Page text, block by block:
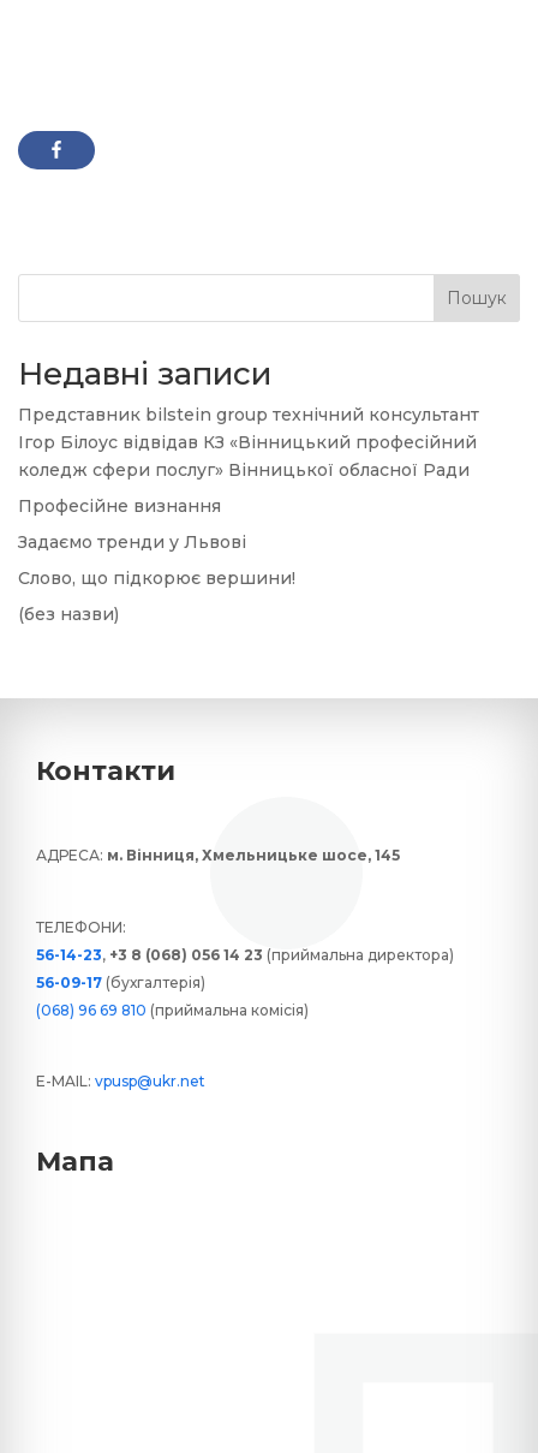
Пошук
Недавні записи
Представник bilstein group технічний консультант
Ігор Білоус відвідав КЗ «Вінницький професійний
коледж сфери послуг» Вінницької обласної Ради
Професійне визнання
Задаємо тренди у Львові
Слово, що підкорює вершини!
(без назви)
Контакти
АДРЕСА: м. Вінниця, Хмельницьке шосе, 145
ТЕЛЕФОНИ:
56-14-23, +3 8 (068) 056 14 23 (приймальна директора)
56-09-17 (бухгалтерія)
(068) 96 69 810 (приймальна комісія)
E-MAIL: vpusp@ukr.net
Мапа